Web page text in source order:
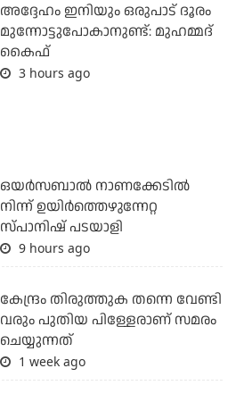
അദ്ദേഹം ഇനിയും ഒരുപാട് ദൂരം
മുന്നോട്ടുപോകാനുണ്ട്: മുഹമ്മദ്
കൈഫ്
3 hours ago
ഒയര്‍സബാൽ നാണക്കേടിൽ
നിന്ന് ഉയിർത്തെഴുന്നേറ്റ
സ്പാനിഷ് പടയാളി
9 hours ago
കേന്ദ്രം തിരുത്തുക തന്നെ വേണ്ടി
വരും പുതിയ പിള്ളേരാണ് സമരം
ചെയ്യുന്നത്
1 week ago